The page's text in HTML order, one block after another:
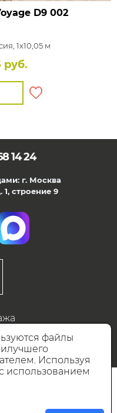
D9 002
1x10,05 м
руб.
14 24
г. Москва
1, строение 9
файлы
Используя
использованием